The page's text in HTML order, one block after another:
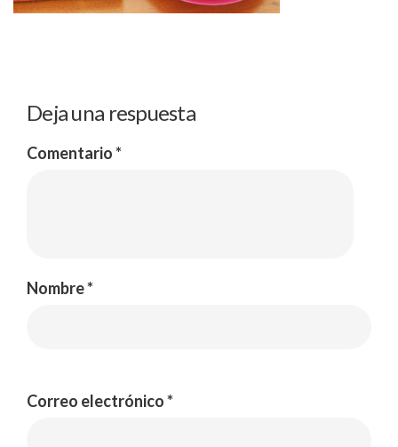
Deja una respuesta
Comentario*
Nombre*
Correo electrónico*